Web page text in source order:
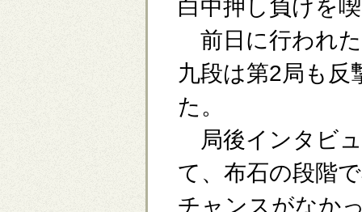
白中押し負けを
前日に行われ
九段は第2局も反
た。
局後インタビ
て、布石の段階
チャンスがなか